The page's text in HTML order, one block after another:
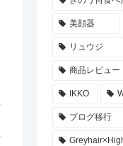
美顔器
リュウジ
商品レビュー
IKKO
ブログ移行